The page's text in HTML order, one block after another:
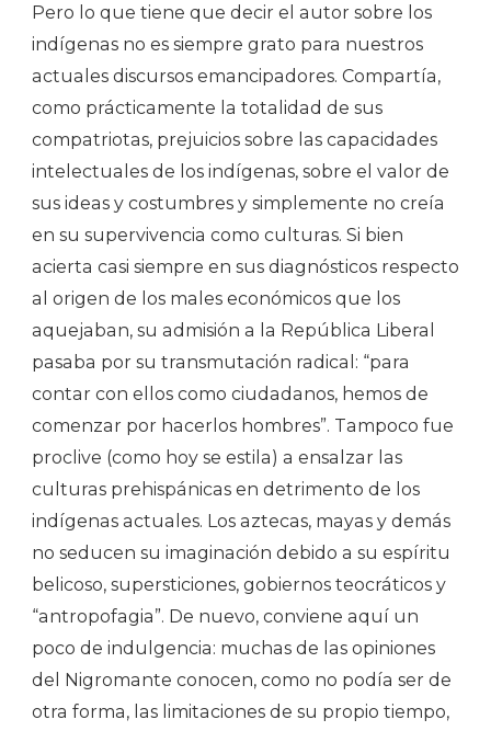
Pero lo que tiene que decir el autor sobre los
indígenas no es siempre grato para nuestros
actuales discursos emancipadores. Compartía,
como prácticamente la totalidad de sus
compatriotas, prejuicios sobre las capacidades
intelectuales de los indígenas, sobre el valor de
sus ideas y costumbres y simplemente no creía
en su supervivencia como culturas. Si bien
acierta casi siempre en sus diagnósticos respecto
al origen de los males económicos que los
aquejaban, su admisión a la República Liberal
pasaba por su transmutación radical: “para
contar con ellos como ciudadanos, hemos de
comenzar por hacerlos hombres”. Tampoco fue
proclive (como hoy se estila) a ensalzar las
culturas prehispánicas en detrimento de los
indígenas actuales. Los aztecas, mayas y demás
no seducen su imaginación debido a su espíritu
belicoso, supersticiones, gobiernos teocráticos y
“antropofagia”. De nuevo, conviene aquí un
poco de indulgencia: muchas de las opiniones
del Nigromante conocen, como no podía ser de
otra forma, las limitaciones de su propio tiempo,